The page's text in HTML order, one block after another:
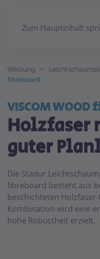
Zum Hauptinhalt
Werbung
fibreboard
VISCOM WOOD
Holzfaser
guter
Die Stadur
fibreboard besteht aus
beschichteten
Kombination wird eine
hohe Robustheit erzielt.